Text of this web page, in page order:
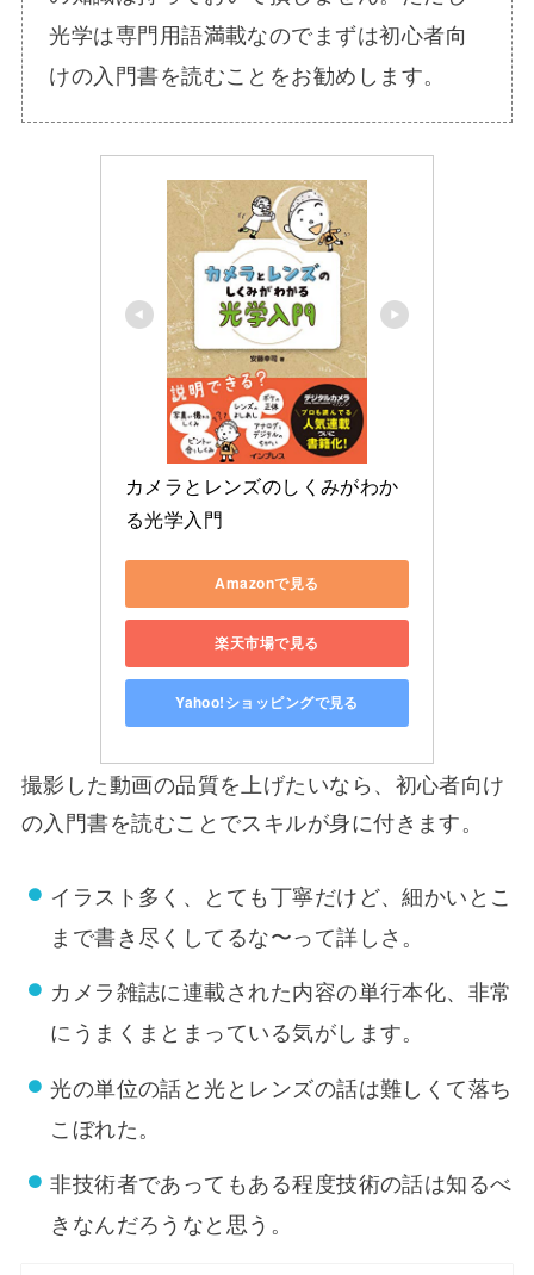
光学は専門用語満載なのでまずは初心者向
けの入門書を読むことをお勧めします。
カメラとレンズのしくみがわか
る光学入門
Amazonで見る
楽天市場で見る
Yahoo!ショッピングで見る
撮影した動画の品質を上げたいなら、初心者向け
の入門書を読むことでスキルが身に付きます。
イラスト多く、とても丁寧だけど、細かいとこ
まで書き尽くしてるな〜って詳しさ。
カメラ雑誌に連載された内容の単行本化、非常
にうまくまとまっている気がします。
光の単位の話と光とレンズの話は難しくて落ち
こぼれた。
非技術者であってもある程度技術の話は知るべ
きなんだろうなと思う。